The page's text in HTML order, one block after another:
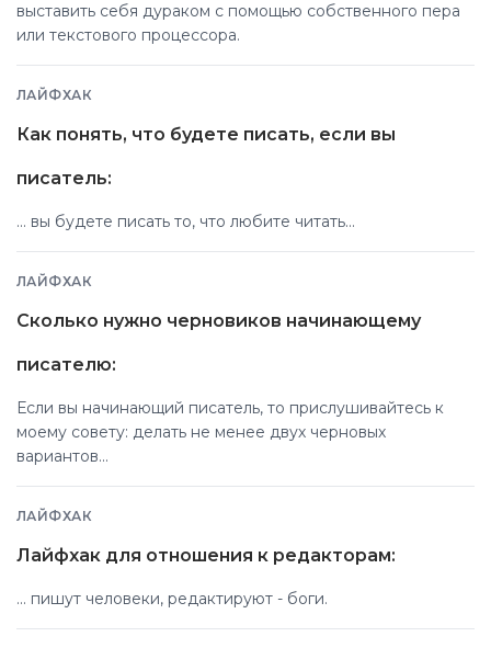
выставить себя дураком с помощью собственного пера
или текстового процессора.
ЛАЙФХАК
Как понять, что будете писать, если вы
писатель:
... вы будете писать то, что любите читать...
ЛАЙФХАК
Сколько нужно черновиков начинающему
писателю:
Если вы начинающий писатель, то прислушивайтесь к
моему совету: делать не менее двух черновых
вариантов...
ЛАЙФХАК
Лайфхак для отношения к редакторам:
... пишут человеки, редактируют - боги.